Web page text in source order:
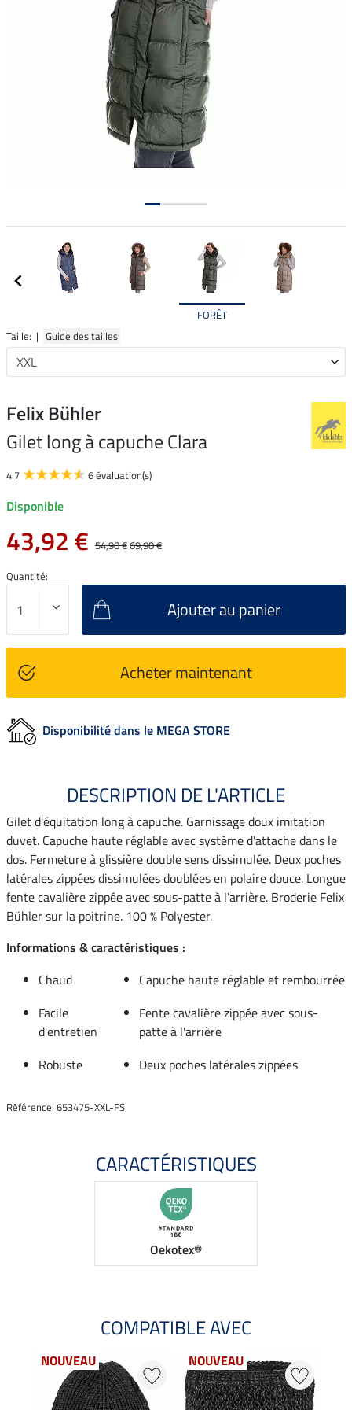
FORÊT
Taille: | Guide des tailles
Felix Bühler
Gilet long à capuche Clara
4.7 6 évaluation(s)
Disponible
43,92 € 54,90 €69,90 €
Quantité:
Ajouter au panier
Acheter maintenant
Disponibilité dans le MEGA STORE
DESCRIPTION DE L'ARTICLE
Gilet d'équitation long à capuche. Garnissage doux imitation
duvet. Capuche haute réglable avec système d'attache dans le
dos. Fermeture à glissière double sens dissimulée. Deux poches
latérales zippées dissimulées doublées en polaire douce. Longue
fente cavalière zippée avec sous-patte à l'arrière. Broderie Felix
Bühler sur la poitrine. 100 % Polyester.
Informations & caractéristiques :
Chaud
Capuche haute réglable et rembourrée
Facile
d'entretien
Fente cavalière zippée avec sous-
patte à l'arrière
Robuste
Deux poches latérales zippées
Référence: 653475-XXL-FS
CARACTÉRISTIQUES
Oekotex®
COMPATIBLE AVEC
NOUVEAU NOUVEAU